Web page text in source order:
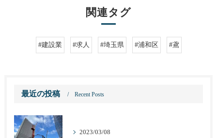
関連タグ
#建設業 #求人 #埼玉県 #浦和区 #鳶
最近の投稿 Recent Posts
2023/03/08